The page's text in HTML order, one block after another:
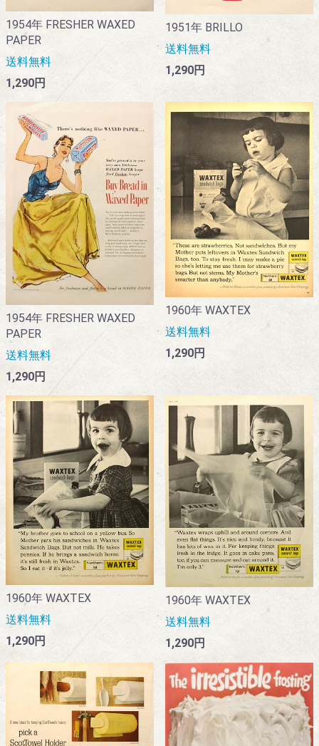
1954年 FRESHER WAXED
PAPER
送料無料
1,290円
1951年 BRILLO
送料無料
1,290円
1954年 FRESHER WAXED
PAPER
送料無料
1,290円
1960年 WAXTEX
送料無料
1,290円
1960年 WAXTEX
送料無料
1,290円
1960年 WAXTEX
送料無料
1,290円